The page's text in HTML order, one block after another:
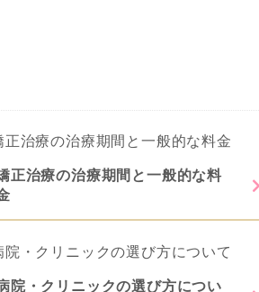
正治療の治療期間と一般的な料
院・クリニックの選び方につい